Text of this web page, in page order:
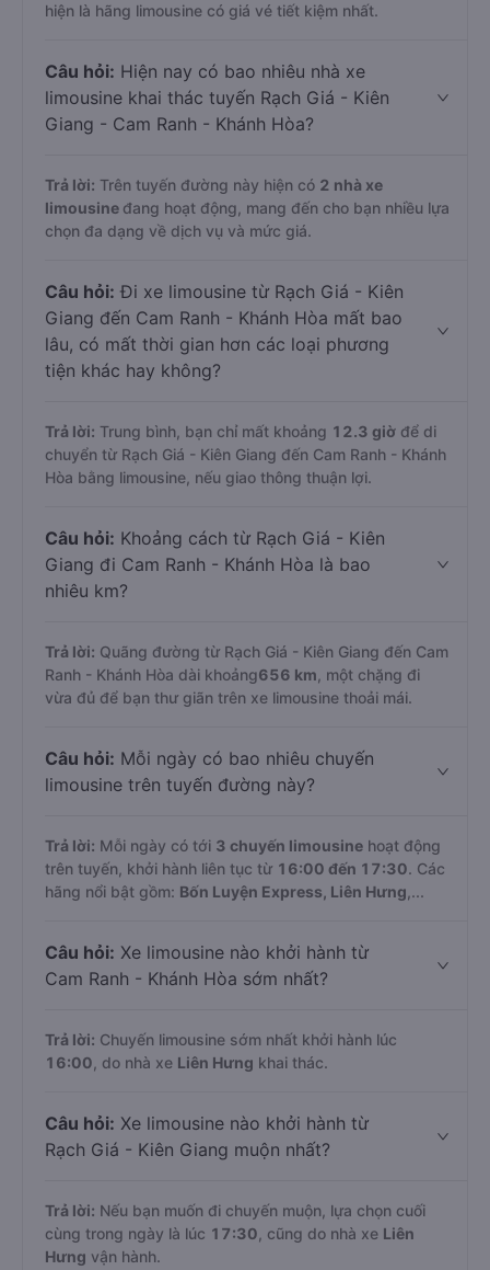
hiện là hãng limousine có giá vé tiết kiệm nhất.
Câu hỏi: Hiện nay có bao nhiêu nhà xe
limousine khai thác tuyến Rạch Giá - Kiên
Giang - Cam Ranh - Khánh Hòa?
Trả lời: Trên tuyến đường này hiện có 2 nhà xe
limousine đang hoạt động, mang đến cho bạn nhiều lựa
chọn đa dạng về dịch vụ và mức giá.
Câu hỏi: Đi xe limousine từ Rạch Giá - Kiên
Giang đến Cam Ranh - Khánh Hòa mất bao
lâu, có mất thời gian hơn các loại phương
tiện khác hay không?
Trả lời: Trung bình, bạn chỉ mất khoảng 12.3 giờ để di
chuyển từ Rạch Giá - Kiên Giang đến Cam Ranh - Khánh
Hòa bằng limousine, nếu giao thông thuận lợi.
Câu hỏi: Khoảng cách từ Rạch Giá - Kiên
Giang đi Cam Ranh - Khánh Hòa là bao
nhiêu km?
Trả lời: Quãng đường từ Rạch Giá - Kiên Giang đến Cam
Ranh - Khánh Hòa dài khoảng656 km , một chặng đi
vừa đủ để bạn thư giãn trên xe limousine thoải mái.
Câu hỏi: Mỗi ngày có bao nhiêu chuyến
limousine trên tuyến đường này?
Trả lời: Mỗi ngày có tới 3 chuyến limousine hoạt động
trên tuyến, khởi hành liên tục từ 16:00 đến 17:30. Các
hãng nổi bật gồm: Bốn Luyện Express, Liên Hưng ,...
Câu hỏi: Xe limousine nào khởi hành từ
Cam Ranh - Khánh Hòa sớm nhất?
Trả lời: Chuyến limousine sớm nhất khởi hành lúc
16:00 , do nhà xe Liên Hưng khai thác.
Câu hỏi: Xe limousine nào khởi hành từ
Rạch Giá - Kiên Giang muộn nhất?
Trả lời: Nếu bạn muốn đi chuyến muộn, lựa chọn cuối
cùng trong ngày là lúc 17:30 , cũng do nhà xe Liên
Hưng vận hành.